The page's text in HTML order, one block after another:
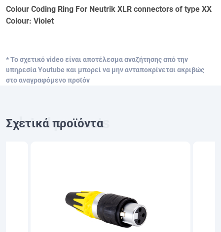
Colour Coding Ring For Neutrik XLR connectors of type XX
Colour: Violet
* Το σχετικό video είναι αποτέλεσμα αναζήτησης από την
υπηρεσία Youtube και μπορεί να μην ανταποκρίνεται ακριβώς
στο αναγραφόμενο προϊόν
Σχετικά προϊόντα